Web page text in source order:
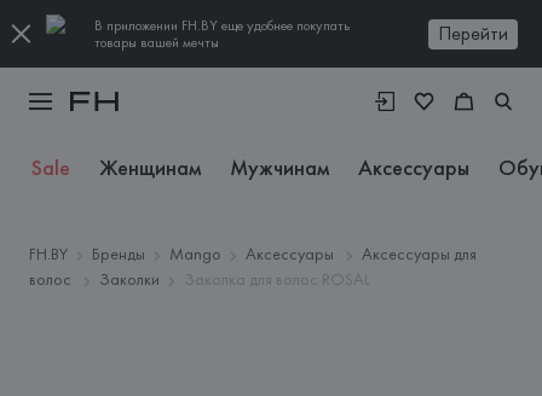
В приложении FH.BY еще удобнее покупать
товары вашей мечты
Перейти
Sale Женщинам Мужчинам Аксессуары
FH.BY Бренды Mango Аксессуары
Аксессуары для
волос
Заколки Заколка для волос ROSAL